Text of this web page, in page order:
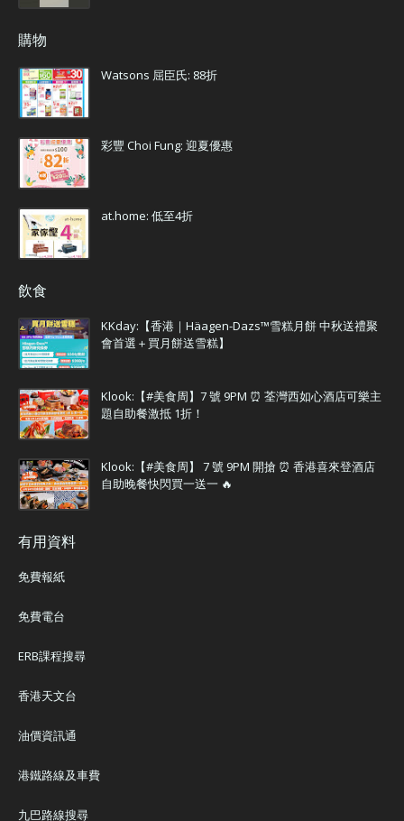
購物
Watsons 屈臣氏: 88折
彩豐 Choi Fung: 迎夏優惠
at.home: 低至4折
飲食
KKday:【香港｜Häagen-Dazs™雪糕月餅 中秋送禮聚
會首選＋買月餅送雪糕】
Klook:【#美食周】7 號 9PM ⏰ 荃灣西如心酒店可樂主
題自助餐激抵 1折！
Klook:【#美食周】 7 號 9PM 開搶 ⏰ 香港喜來登酒店
自助晚餐快閃買一送一 🔥
有用資料
免費報紙
免費電台
ERB課程搜尋
香港天文台
油價資訊通
港鐵路線及車費
九巴路線搜尋